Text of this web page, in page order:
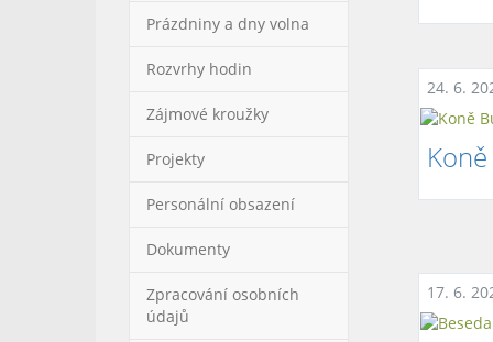
Prázdniny a dny volna
Rozvrhy hodin
Zájmové kroužky
Projekty
Personální obsazení
Dokumenty
Zpracování osobních
údajů
24. 6.
17. 6.